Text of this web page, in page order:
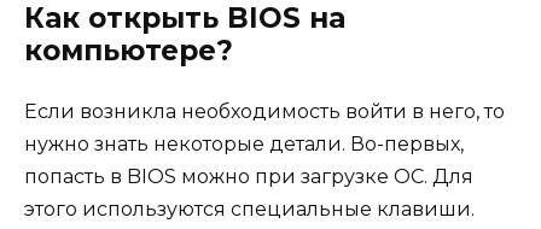
Как открыть BIOS на
компьютере?
Если возникла необходимость войти в него, то
нужно знать некоторые детали. Во-первых,
попасть в BIOS можно при загрузке ОС. Для
этого используются специальные клавиши.